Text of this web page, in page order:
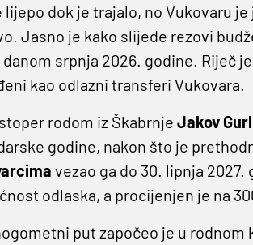
lijepo dok je trajalo, no Vukovaru
Jasno je kako slijede rezovi
srpnja 2026. godine. Riječ
kao odlazni transferi Vukovara.
rodom iz Škabrnje Jakov
godine, nakon što je
vezao ga do 30. lipnja
odlaska, a procijenjen je na
put započeo je u rodnom